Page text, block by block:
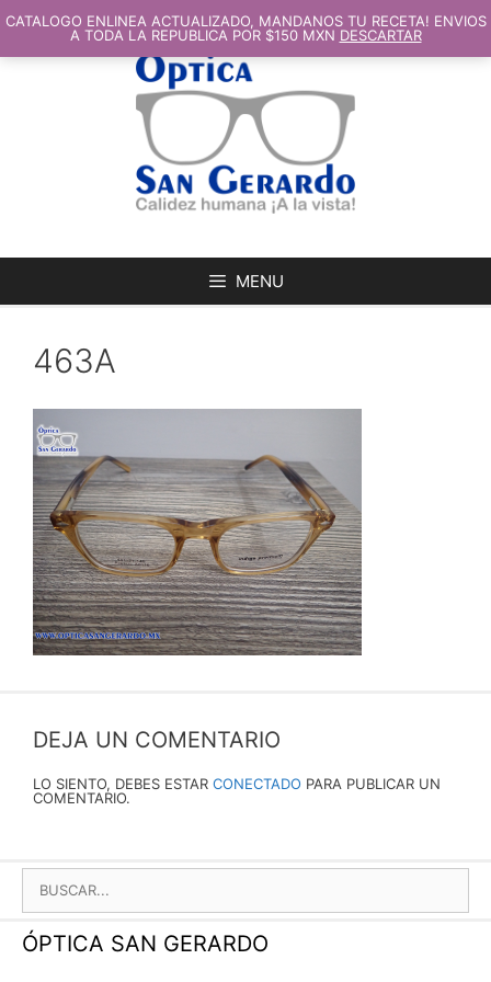
AL
CONTENIDO
MENU
463A
DEJA UN COMENTARIO
LO SIENTO, DEBES ESTAR CONECTADO PARA PUBLICAR UN
COMENTARIO.
BUSCAR:
ÓPTICA SAN GERARDO
CATALOGO ENLINEA ACTUALIZADO, MANDANOS TU RECETA! ENVIOS
A TODA LA REPUBLICA POR $150 MXN DESCARTAR